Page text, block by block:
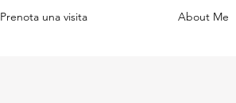
Prenota una visita About Me